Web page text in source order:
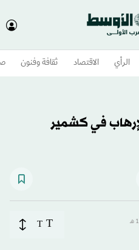
الرأي الاقتصاد ثقافة وفنون
في كشمير
T
T